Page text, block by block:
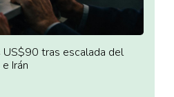
tras escalada del
Irán